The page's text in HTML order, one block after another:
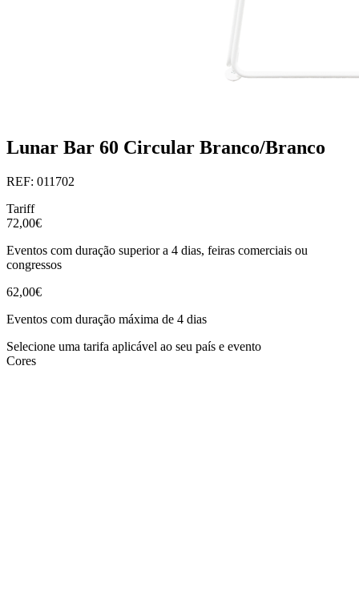
Lunar Bar 60 Circular Branco/Branco
REF: 011702
Tariff
72,00€
Eventos com duração superior a 4 dias, feiras comerciais ou
congressos
62,00€
Eventos com duração máxima de 4 dias
Selecione uma tarifa aplicável ao seu país e evento
Cores